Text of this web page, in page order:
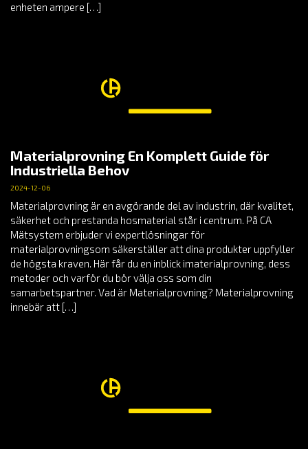
enheten ampere […]
Materialprovning En Komplett Guide för
Industriella Behov
2024-12-06
Materialprovning är en avgörande del av industrin, där kvalitet,
säkerhet och prestanda hosmaterial står i centrum. På CA
Mätsystem erbjuder vi expertlösningar för
materialprovningsom säkerställer att dina produkter uppfyller
de högsta kraven. Här får du en inblick imaterialprovning, dess
metoder och varför du bör välja oss som din
samarbetspartner. Vad är Materialprovning? Materialprovning
innebär att […]